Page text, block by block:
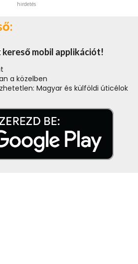
hirdetés
mobil applikációt!
a közelben
Magyar és külföldi úticélok